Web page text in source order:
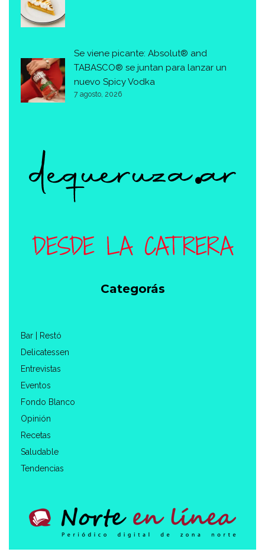
Se viene picante: Absolut® and
TABASCO® se juntan para lanzar un
nuevo Spicy Vodka
7 agosto, 2026
Categorás
Bar | Restó
Delicatessen
Entrevistas
Eventos
Fondo Blanco
Opinión
Recetas
Saludable
Tendencias